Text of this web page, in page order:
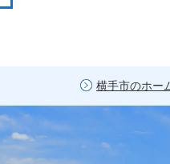
横手市のホー